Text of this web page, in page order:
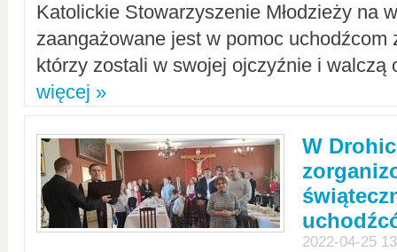
Katolickie Stowarzyszenie Młodzieży na
zaangażowane jest w pomoc uchodźcom
którzy zostali w swojej ojczyźnie i walczą
więcej »
W
2022-04-25